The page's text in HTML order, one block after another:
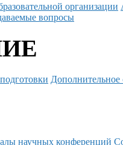
организации
вопросы
Дополнительное
научных конференций